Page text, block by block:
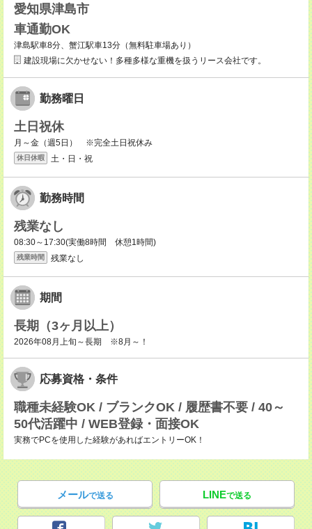
愛知県津島市
車通勤OK
津島駅車8分、蟹江駅車13分（無料駐車場あり）
建設現場に欠かせない！多種多様な重機を扱うリース会社です。
勤務曜日
土日祝休
月～金（週5日） ※完全土日祝休み
休日休暇 土・日・祝
勤務時間
残業なし
08:30～17:30(実働8時間 休憩1時間)
残業時間 残業なし
期間
長期（3ヶ月以上）
2026年08月上旬～長期 ※8月～！
応募資格・条件
職種未経験OK / ブランクOK / 履歴書不要 / 40～
50代活躍中 / WEB登録・面接OK
実務でPCを使用した経験があればエントリーOK！
メールで送る LINEで送る